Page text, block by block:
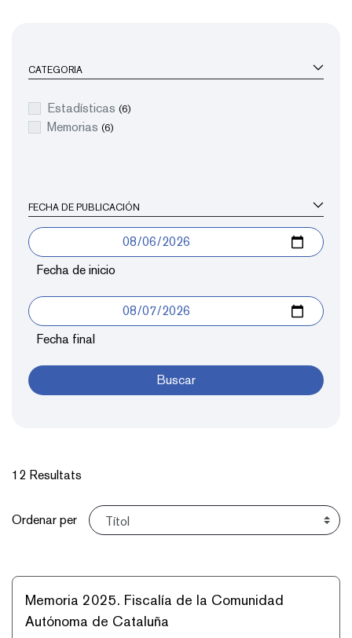
CATEGORIA
Estadísticas (6)
Memorias (6)
FECHA DE PUBLICACIÓN
Fecha de inicio
Fecha final
Buscar
12 Resultats
Ordena
Ordenar per
Memoria 2025. Fiscalía de la Comunidad
Autónoma de Cataluña